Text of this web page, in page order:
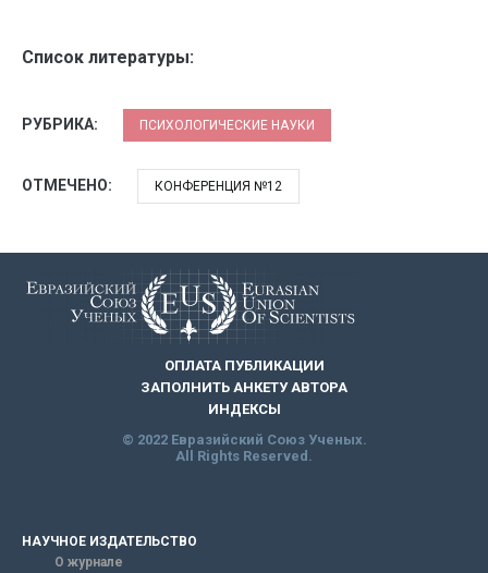
Список литературы:
РУБРИКА: ПСИХОЛОГИЧЕСКИЕ НАУКИ
ОТМЕЧЕНО: КОНФЕРЕНЦИЯ №12
ОПЛАТА ПУБЛИКАЦИИ
ЗАПОЛНИТЬ АНКЕТУ АВТОРА
ИНДЕКСЫ
© 2022 Евразийский Союз Ученых.
All Rights Reserved.
НАУЧНОЕ ИЗДАТЕЛЬСТВО
О журнале